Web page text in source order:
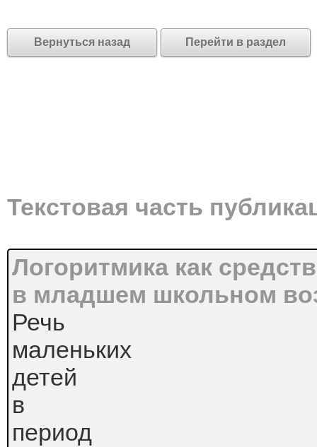
Вернуться назад Перейти в раздел
Текстовая часть
Логоритмика как
в младшем школьном
Речь
маленьких
детей
в
период